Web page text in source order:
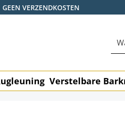
GEEN VERZENDKOSTEN
Verstelbare